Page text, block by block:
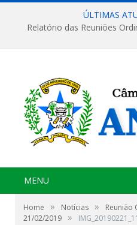
ÚLTIMAS
Relatório das Reuniões
MENU
Home » Notícias »
Reunião
21/02/2019 »